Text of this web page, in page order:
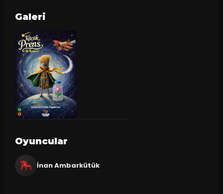
Galeri
Oyuncular
İnan Ambarkütük